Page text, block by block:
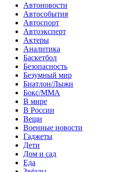
Автоновости
Автособытия
Автоспорт
Автоэксперт
Актеры
Аналитика
Баскетбол
Безопасность
Безумный мир
Биатлон/Лыжи
Бокс/MMA
В мире
В России
Вещи
Военные новости
Гаджеты
Дети
Дом и сад
Еда